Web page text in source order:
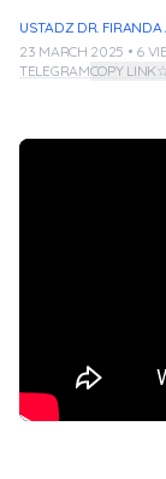
USTADZ DR.
23 MARCH 2025 • 6
TELEGRAMCOPY LINK